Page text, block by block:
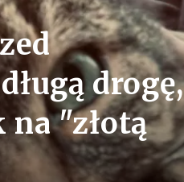
drogę,
na "złotą